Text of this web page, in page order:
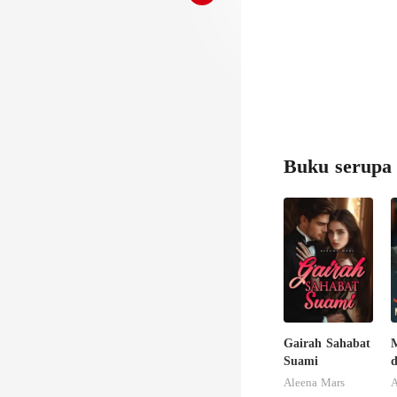
Buku serupa
Gairah Sahabat
Suami
Aleena Mars